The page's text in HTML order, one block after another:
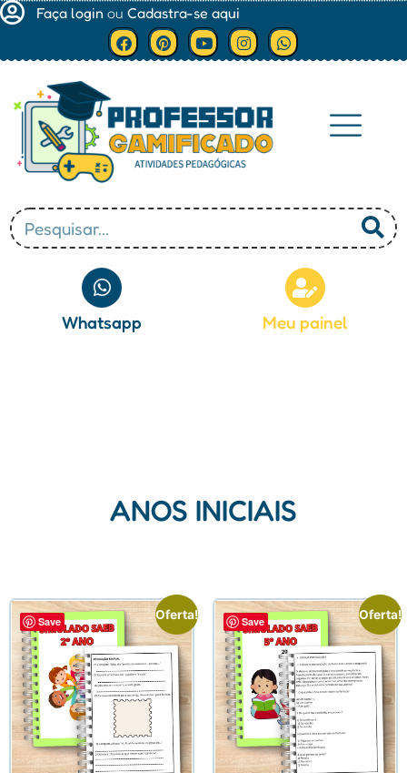
Faça login ou Cadastra-se aqui
Whatsapp Meu painel
ANOS INICIAIS
Save Oferta! Save Oferta!